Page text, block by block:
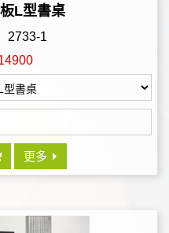
L型書桌
2733-1
更多